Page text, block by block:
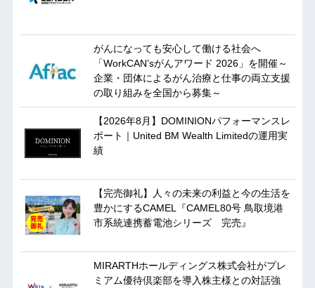
がんになっても安心して働ける社会へ
「WorkCAN’sがんアワード 2026」を開催～
企業・団体によるがん治療と仕事の両立支援
の取り組みを全国から募集～
【2026年8月】DOMINIONパフォーマンスレ
ポート｜United BM Wealth Limitedの運用実
績
【完売御礼】人々の未来の利益と今の生活を
豊かにするCAMEL『CAMEL80号 鳥取境港
市系統連携蓄電池シリーズ 完売』
MIRARTHホールディングス株式会社がプレ
ミアム優待倶楽部を導入株主様との対話強